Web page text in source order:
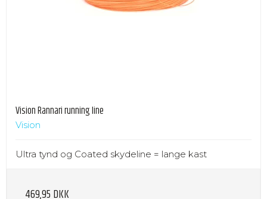
Vision Rannari running line
Vision
Ultra tynd og Coated skydeline = lange kast
469,95 DKK